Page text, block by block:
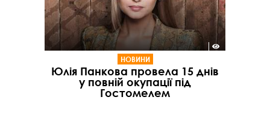
НОВИНИ
Юлія Панкова провела 15 днів
у повній окупації під
Гостомелем